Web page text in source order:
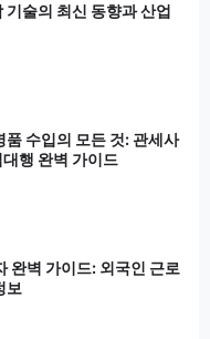
기술의 최신 동향과 산업
품 수입의 모든 것: 관세사
행 완벽 가이드
완벽 가이드: 외국인 근로
보